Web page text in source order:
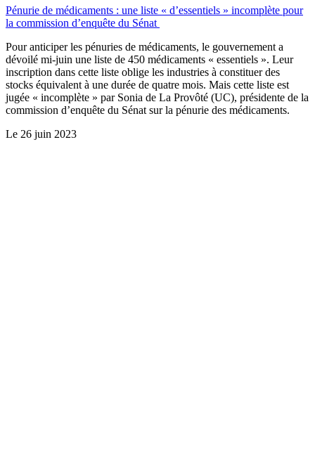
Pénurie de médicaments : une liste « d’essentiels » incomplète pour
la commission d’enquête du Sénat
Pour anticiper les pénuries de médicaments, le gouvernement a
dévoilé mi-juin une liste de 450 médicaments « essentiels ». Leur
inscription dans cette liste oblige les industries à constituer des
stocks équivalent à une durée de quatre mois. Mais cette liste est
jugée « incomplète » par Sonia de La Provôté (UC), présidente de la
commission d’enquête du Sénat sur la pénurie des médicaments.
Le 26 juin 2023